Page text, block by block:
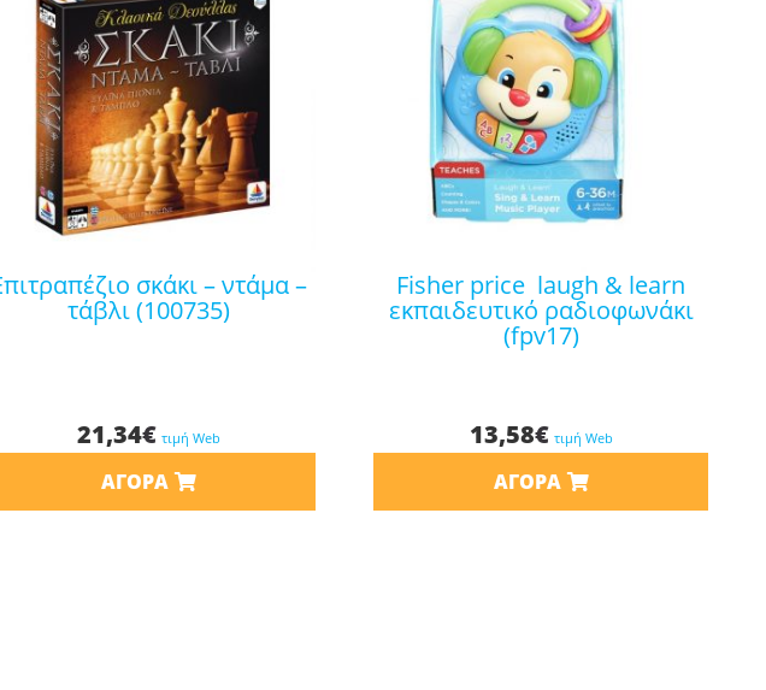
–
τάβλι (100735)
21,34€ τιμή Web
ΑΓΟΡΆ
fisher price laugh & learn
εκπαιδευτικό ραδιοφωνάκι
(fpv17)
13,58€ τιμή Web
ΑΓΟΡΆ